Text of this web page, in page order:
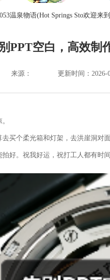
温泉物语(Hot Springs Sto欢迎来
PPT空白，高效制
来源： 更新时间：2026-
买个柔光箱和灯架，去洪崖洞对
好。祝我好运，祝打工人都有时